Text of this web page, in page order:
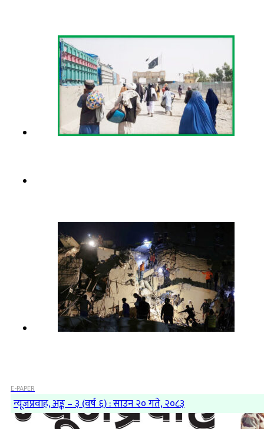
E-PAPER
न्यूजप्रवाह, अङ्क – ३ (वर्ष ६) : साउन २० गते, २०८३